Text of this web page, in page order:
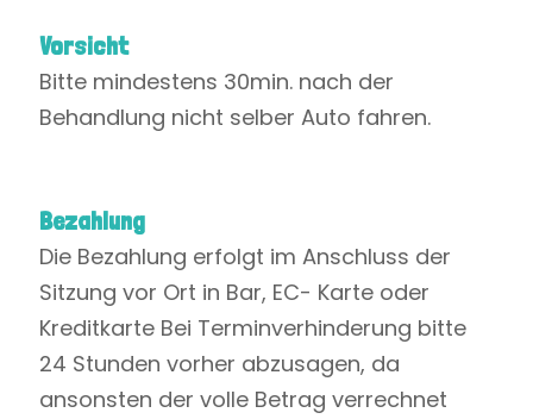
Vorsicht
Bitte mindestens 30min. nach der
Behandlung nicht selber Auto fahren.
Bezahlung
Die Bezahlung erfolgt im Anschluss der
Sitzung vor Ort in Bar, EC- Karte oder
Kreditkarte Bei Terminverhinderung bitte
24 Stunden vorher abzusagen, da
ansonsten der volle Betrag verrechnet